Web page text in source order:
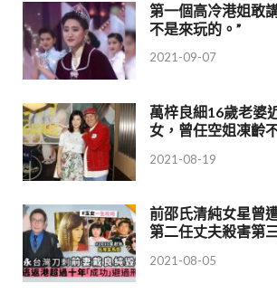
第一個高冷港姐敢
不是來玩的。”
2021-09-07
萬梓良細16歲老婆
女，曾任空姐凍齡
2021-08-19
前邵氏清純女星曾
第二任丈夫殺害第
2021-08-05